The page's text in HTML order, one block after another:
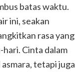
batas waktu.
ini, seakan
rasa yang
Cinta dalam
tetapi juga